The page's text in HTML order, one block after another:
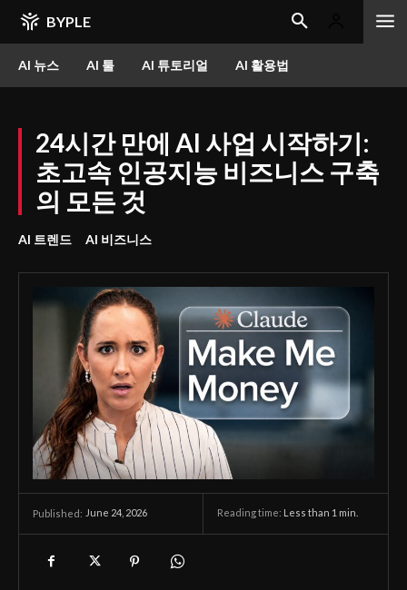
BYPLE
AI 뉴스 AI 툴 AI 튜토리얼 AI 활용법
24시간 만에 AI 사업 시작하기:
초고속 인공지능 비즈니스 구축
의 모든 것
AI 트렌드 AI 비즈니스
Published: June 24, 2026 Reading time: Less than 1 min.